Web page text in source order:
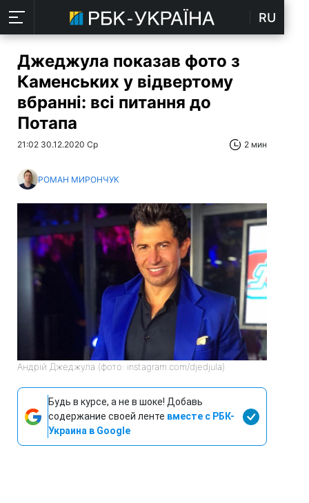
RU
Джеджула показав фото з
Каменських у відвертому
вбранні: всі питання до
Потапа
21:02 30.12.2020 Ср 2 мин
РОМАН МИРОНЧУК
Андрій Джеджула (фото: instagram.com/djedjula)
Будь в курсе, а не в шоке! Добавь
содержание своей ленте вместе с РБК-
Украина в Google